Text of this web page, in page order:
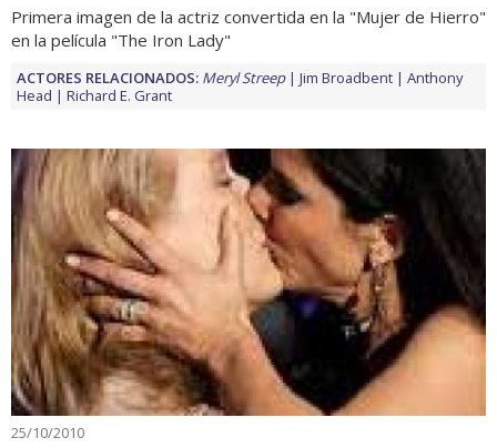
Primera imagen de la actriz convertida en la "Mujer de Hierro"
en la película "The Iron Lady"
ACTORES RELACIONADOS: Meryl Streep Jim Broadbent
Anthony
Head
Richard E. Grant
25/10/2010